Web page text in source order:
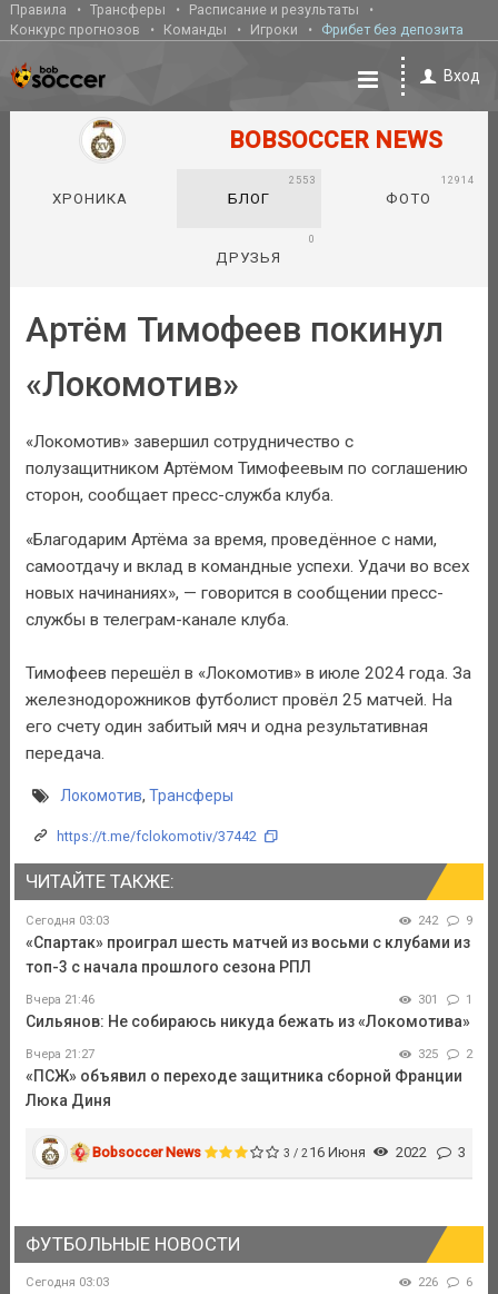
Правила Трансферы
Расписание и результаты
Конкурс прогнозов
Команды Игроки Фрибет без депозита
Вход
BOBSOCCER NEWS
ХРОНИКА БЛОГ
2553
ФОТО
12914
ДРУЗЬЯ
0
Артём Тимофеев покинул
«Локомотив»
«Локомотив» завершил сотрудничество с
полузащитником Артёмом Тимофеевым по соглашению
сторон, сообщает пресс-служба клуба.
«Благодарим Артёма за время, проведённое с нами,
самоотдачу и вклад в командные успехи. Удачи во всех
новых начинаниях», — говорится в сообщении пресс-
службы в телеграм-канале клуба.
Тимофеев перешёл в «Локомотив» в июле 2024 года. За
железнодорожников футболист провёл 25 матчей. На
его счету один забитый мяч и одна результативная
передача.
Локомотив, Трансферы
https://t.me/fclokomotiv/37442
ЧИТАЙТЕ ТАКЖЕ:
Сегодня 03:03 242 9
«Спартак» проиграл шесть матчей из восьми с клубами из
топ-3 с начала прошлого сезона РПЛ
Вчера 21:46 301 1
Сильянов: Не собираюсь никуда бежать из «Локомотива»
Вчера 21:27 325 2
«ПСЖ» объявил о переходе защитника сборной Франции
Люка Диня
Bobsoccer News 3 / 216 Июня 2022 3
ФУТБОЛЬНЫЕ НОВОСТИ
Сегодня 03:03 226 6